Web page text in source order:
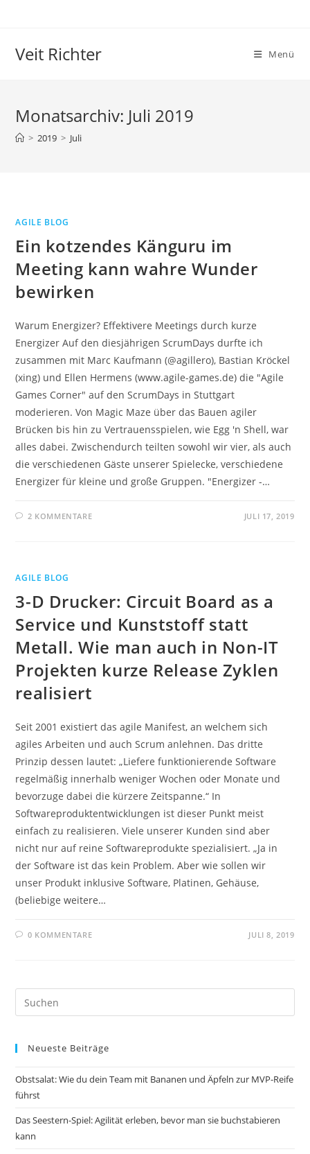
Veit Richter Menü
Monatsarchiv: Juli 2019
> 2019 > Juli
AGILE BLOG
Ein kotzendes Känguru im
Meeting kann wahre Wunder
bewirken
Warum Energizer? Effektivere Meetings durch kurze
Energizer Auf den diesjährigen ScrumDays durfte ich
zusammen mit Marc Kaufmann (@agillero), Bastian Kröckel
(xing) und Ellen Hermens (www.agile-games.de) die "Agile
Games Corner" auf den ScrumDays in Stuttgart
moderieren. Von Magic Maze über das Bauen agiler
Brücken bis hin zu Vertrauensspielen, wie Egg 'n Shell, war
alles dabei. Zwischendurch teilten sowohl wir vier, als auch
die verschiedenen Gäste unserer Spielecke, verschiedene
Energizer für kleine und große Gruppen. "Energizer -…
2 KOMMENTARE JULI 17, 2019
AGILE BLOG
3-D Drucker: Circuit Board as a
Service und Kunststoff statt
Metall. Wie man auch in Non-IT
Projekten kurze Release Zyklen
realisiert
Seit 2001 existiert das agile Manifest, an welchem sich
agiles Arbeiten und auch Scrum anlehnen. Das dritte
Prinzip dessen lautet: „Liefere funktionierende Software
regelmäßig innerhalb weniger Wochen oder Monate und
bevorzuge dabei die kürzere Zeitspanne.“ In
Softwareproduktentwicklungen ist dieser Punkt meist
einfach zu realisieren. Viele unserer Kunden sind aber
nicht nur auf reine Softwareprodukte spezialisiert. „Ja in
der Software ist das kein Problem. Aber wie sollen wir
unser Produkt inklusive Software, Platinen, Gehäuse,
(beliebige weitere…
0 KOMMENTARE JULI 8, 2019
Neueste Beiträge
Obstsalat: Wie du dein Team mit Bananen und Äpfeln zur MVP-Reife
führst
Das Seestern-Spiel: Agilität erleben, bevor man sie buchstabieren
kann